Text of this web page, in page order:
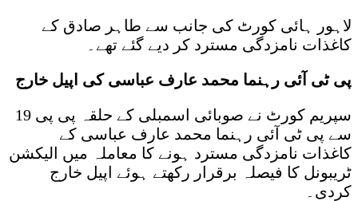
لاہور ہائی کورٹ کی جانب سے طاہر صادق کے
کاغذات نامزدگی مسترد کر دیے گئے تھے۔
پی ٹی آئی رہنما محمد عارف عباسی کی اپیل خارج
سپریم کورٹ نے صوبائی اسمبلی کے حلقہ پی پی 19
سے پی ٹی آئی رہنما محمد عارف عباسی کے
کاغذات نامزدگی مسترد ہونے کا معاملہ میں الیکشن
ٹریبونل کا فیصلہ برقرار رکھتے ہوئے اپیل خارج
کردی۔